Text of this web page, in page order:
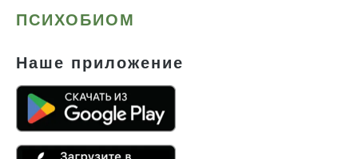
ПСИХОБИОМ
Наше приложение